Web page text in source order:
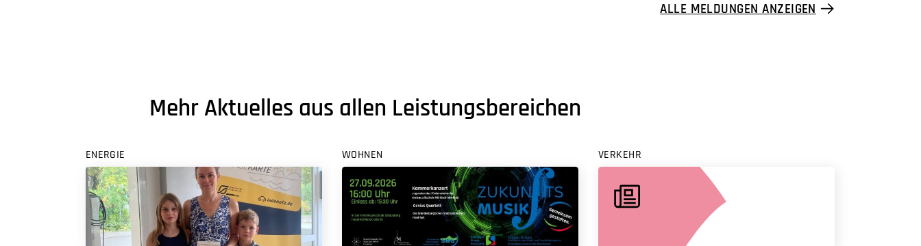
ALLE MELDUNGEN ANZEIGEN
Mehr Aktuelles aus allen Leistungsbereichen
ENERGIE WOHNEN VERKEHR